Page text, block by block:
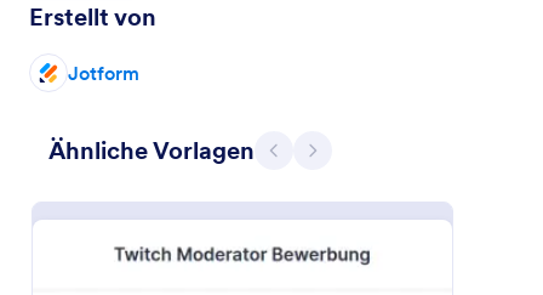
Erstellt von
Jotform
Ähnliche Vorlagen ZurückWeiter
Discord-Formular